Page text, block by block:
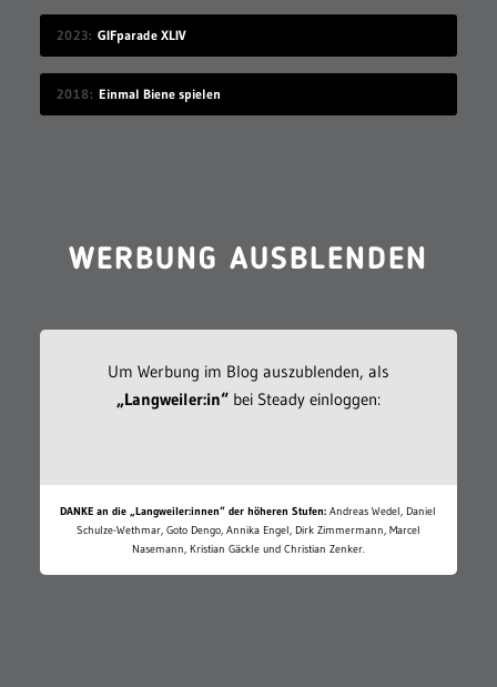
2023 GIFparade XLIV
2018 Einmal Biene spielen
WERBUNG AUSBLENDEN
Um Werbung im Blog auszublenden, als
„Langweiler:in“bei Steady einloggen:
DANKE an die „Langweiler:innen“ der höheren Stufen: Andreas Wedel, Daniel
Schulze-Wethmar, Goto Dengo, Annika Engel, Dirk Zimmermann, Marcel
Nasemann, Kristian Gäckle und Christian Zenker.